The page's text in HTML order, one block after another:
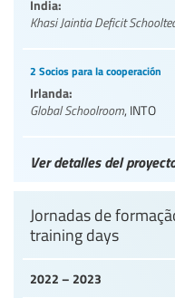
India:
Khasi Jaintia Deficit
2 Socios para la cooperación
Irlanda:
Global Schoolroom, INTO
Ver detalles del
2022 – 2023
Jornadas de
training days